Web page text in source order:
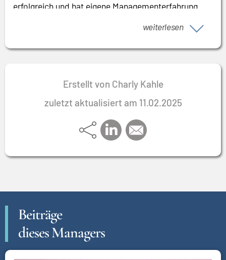
erfolgreich und hat eigene Managementerfahrung
weiterlesen
Erstellt von Charly Kahle
zuletzt aktualisiert am 11.02.2025
Beiträge
dieses Managers